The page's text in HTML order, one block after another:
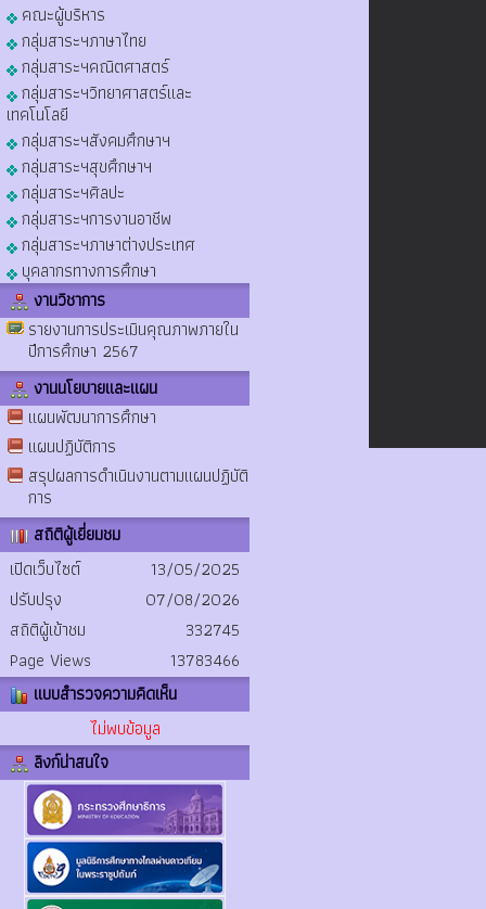
คณะผู้บริหาร
กลุ่มสาระฯภาษาไทย
กลุ่มสาระฯคณิตศาสตร์
กลุ่มสาระฯวิทยาศาสตร์และ
เทคโนโลยี
กลุ่มสาระฯสังคมศึกษาฯ
กลุ่มสาระฯสุขศึกษาฯ
กลุ่มสาระฯศิลปะ
กลุ่มสาระฯการงานอาชีพ
กลุ่มสาระฯภาษาต่างประเทศ
บุคลากรทางการศึกษา
งานวิชาการ
รายงานการประเมินคุณภาพภายใน
ปีการศึกษา 2567
งานนโยบายและแผน
แผนพัฒนาการศึกษา
แผนปฏิบัติการ
สรุปผลการดำเนินงานตามแผนปฏิบัติ
การ
สถิติผู้เยี่ยมชม
เปิดเว็บไซต์
13/05/2025
ปรับปรุง
07/08/2026
สถิติผู้เข้าชม
332745
Page Views
13783466
แบบสำรวจความคิดเห็น
ไม่พบข้อมูล
ลิงก์น่าสนใจ